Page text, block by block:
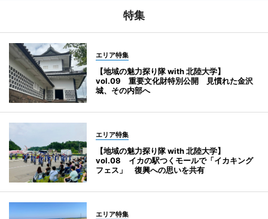
特集
エリア特集
【地域の魅力探り隊 with 北陸大学】
vol.09 重要文化財特別公開 見慣れた金沢
城、その内部へ
エリア特集
【地域の魅力探り隊 with 北陸大学】
vol.08 イカの駅つくモールで「イカキング
フェス」 復興への思いを共有
エリア特集